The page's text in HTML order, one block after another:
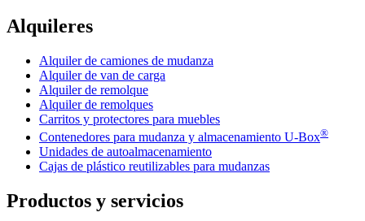
Alquileres
Alquiler de camiones de mudanza
Alquiler de van de carga
Alquiler de remolque
Alquiler de remolques
Carritos y protectores para muebles
Contenedores para mudanza y almacenamiento U-Box®
Unidades de autoalmacenamiento
Cajas de plástico reutilizables para mudanzas
Productos y servicios